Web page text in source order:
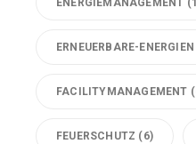
ENERGIEMANAGEMENT
ERNEUERBARE-ENERGIEN
FACILITYMANAGEMENT
FEUERSCHUTZ (6)